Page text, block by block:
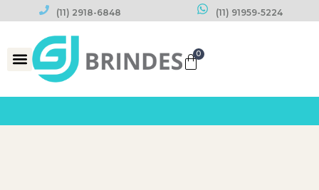
(11) 2918-6848 (11) 91959-5224
0